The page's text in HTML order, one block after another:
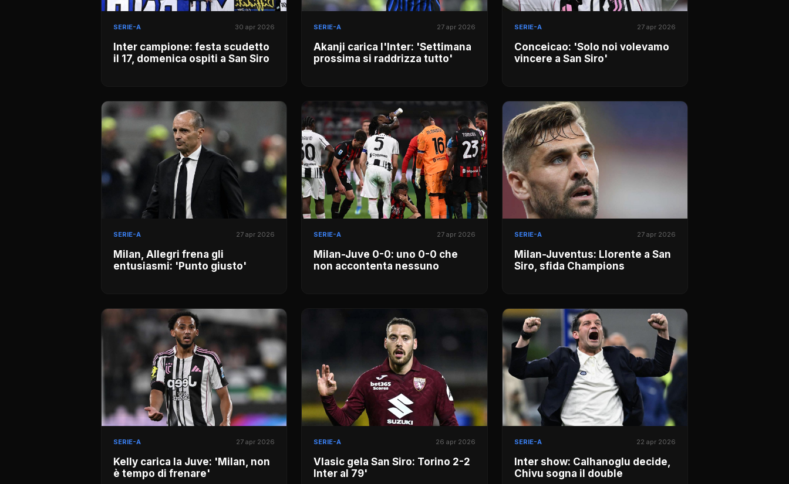
SERIE-A 30 apr 2026
Inter campione: festa scudetto
il 17, domenica ospiti a San Siro
SERIE-A 27 apr 2026
Akanji carica l'Inter: 'Settimana
prossima si raddrizza tutto'
SERIE-A 27 apr 2026
Conceicao: 'Solo noi volevamo
vincere a San Siro'
SERIE-A 27 apr 2026
Milan, Allegri frena gli
entusiasmi: 'Punto giusto'
SERIE-A 27 apr 2026
Milan-Juve 0-0: uno 0-0 che
non accontenta nessuno
SERIE-A 27 apr 2026
Milan-Juventus: Llorente a San
Siro, sfida Champions
SERIE-A 27 apr 2026
Kelly carica la Juve: 'Milan, non
è tempo di frenare'
SERIE-A 26 apr 2026
Vlasic gela San Siro: Torino 2-2
Inter al 79'
SERIE-A 22 apr 2026
Inter show: Calhanoglu decide,
Chivu sogna il double